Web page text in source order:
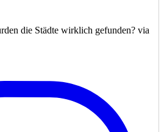
die Städte wirklich gefunden? via